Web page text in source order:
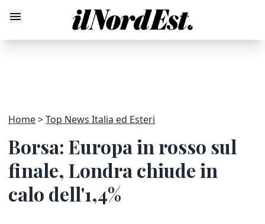
Home Top News Italia ed Esteri
Borsa: Europa in rosso sul
finale, Londra chiude in
calo dell'1,4%